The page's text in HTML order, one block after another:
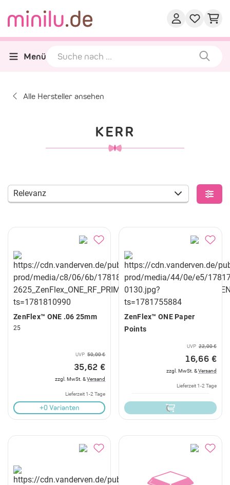
Menü
Alle Hersteller ansehen
KERR
Relevanz
ZenFlex™ ONE .06 25mm
25
UVP 50,00 €
35,62 €
zzgl. MwSt. &Versand
Lieferzeit 1-2 Tage
+0 Varianten
ZenFlex™ ONE Paper
Points
UVP 22,00 €
16,66 €
zzgl. MwSt. &Versand
Lieferzeit 1-2 Tage